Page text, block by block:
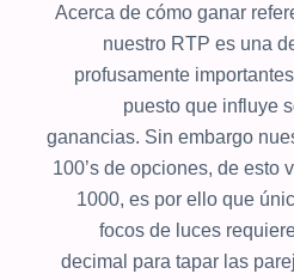
Acerca de cómo ganar
nuestro RTP es una
profusamente
puesto que influye
ganancias. Sin embargo
100’s de opciones, de esto
1000, es por ello que
focos de luces
decimal para tapar las